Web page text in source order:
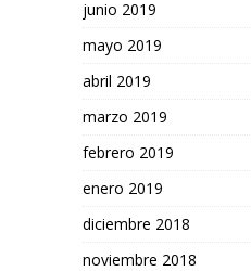
junio 2019
mayo 2019
abril 2019
marzo 2019
febrero 2019
enero 2019
diciembre 2018
noviembre 2018